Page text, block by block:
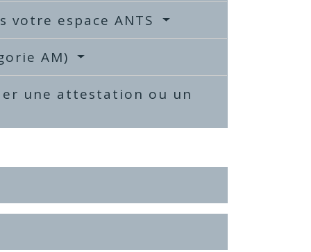
votre espace ANTS
AM)
une attestation ou un